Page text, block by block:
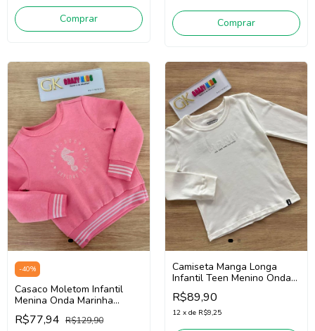
Comprar Comprar
-40%
Casaco Moletom Infantil
Menina Onda Marinha
1261078 ( Rosa )
R$77,94 R$129,90
Camiseta Manga Longa
Infantil Teen Menino Onda
Marinha 251090 (Off White)
R$89,90
12 x de R$9,25